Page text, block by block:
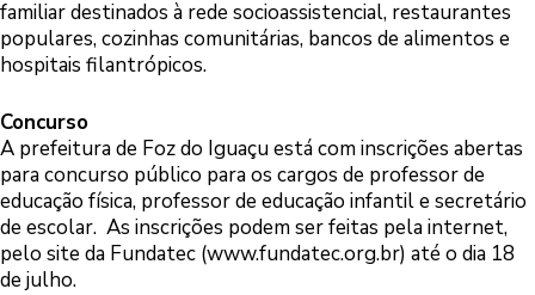
familiar destinados à rede socioassistencial, restaurantes
populares, cozinhas comunitárias, bancos de alimentos e
hospitais filantrópicos.
Concurso
A prefeitura de Foz do Iguaçu está com inscrições abertas
para concurso público para os cargos de professor de
educação física, professor de educação infantil e secretário
de escolar. As inscrições podem ser feitas pela internet,
pelo site da Fundatec (www.fundatec.org.br) até o dia 18
de julho.